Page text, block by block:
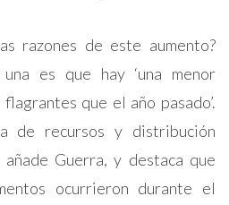
razones de este aumento?
es que hay ‘una menor
que el año pasado’.
de recursos y distribución
añade Guerra, y destaca que
ocurrieron durante el